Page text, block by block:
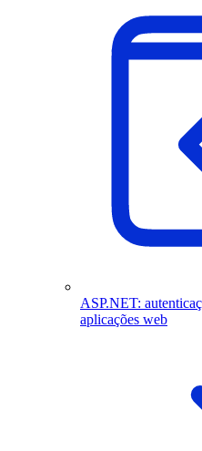
ASP.NET:
aplicações web